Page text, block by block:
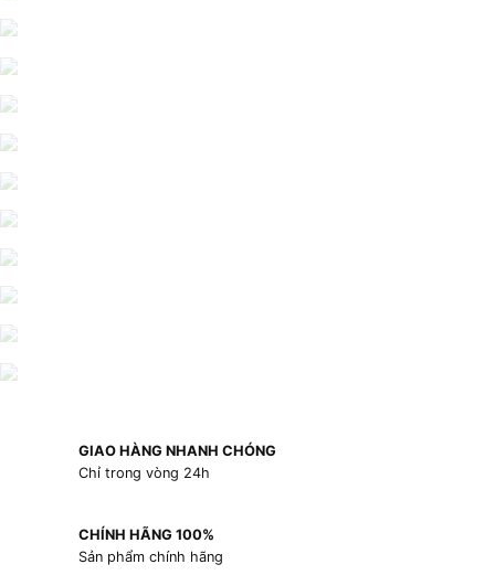
GIAO HÀNG NHANH CHÓNG
Chỉ trong vòng 24h
CHÍNH HÃNG 100%
Sản phẩm chính hãng